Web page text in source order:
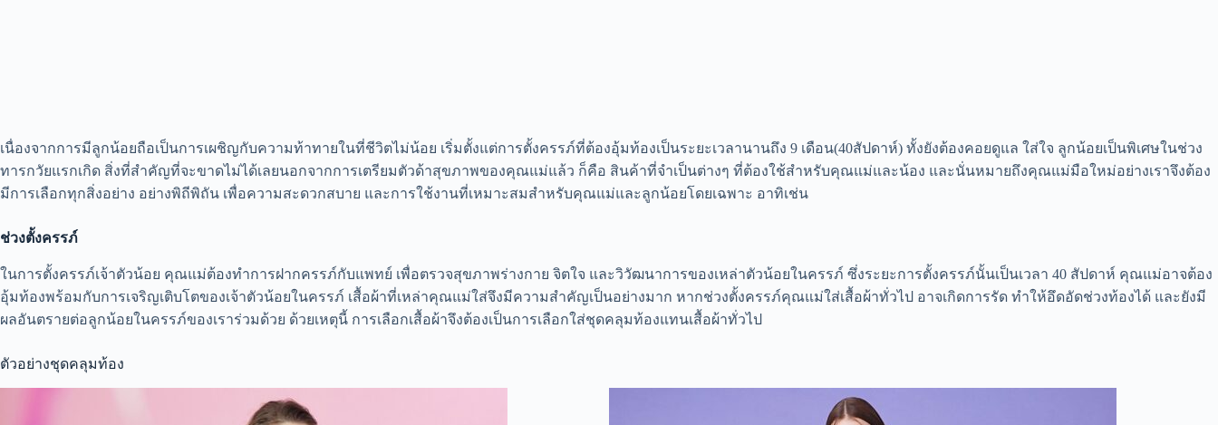
เนื่องจากการมีลูกน้อยถือเป็นการเผชิญกับความท้าทายในที่ชีวิตไม่น้อย เริ่มตั้งแต่การตั้งครรภ์ที่ต้องอุ้มท้องเป็นระยะเวลานานถึง 9 เดือน(40สัปดาห์) ทั้งยังต้องคอยดูแล ใส่ใจ ลูกน้อยเป็นพิเศษในช่วง
ทารกวัยแรกเกิด สิ่งที่สำคัญที่จะขาดไม่ได้เลยนอกจากการเตรียมตัวด้าสุขภาพของคุณแม่แล้ว ก็คือ สินค้าที่จำเป็นต่างๆ ที่ต้องใช้สำหรับคุณแม่และน้อง และนั่นหมายถึงคุณแม่มือใหม่อย่างเราจึงต้อง
มีการเลือกทุกสิ่งอย่าง อย่างพิถีพิถัน เพื่อความสะดวกสบาย และการใช้งานที่เหมาะสมสำหรับคุณแม่และลูกน้อยโดยเฉพาะ อาทิเช่น
ช่วงตั้งครรภ์
ในการตั้งครรภ์เจ้าตัวน้อย คุณแม่ต้องทำการฝากครรภ์กับแพทย์ เพื่อตรวจสุขภาพร่างกาย จิตใจ และวิวัฒนาการของเหล่าตัวน้อยในครรภ์ ซึ่งระยะการตั้งครรภ์นั้นเป็นเวลา 40 สัปดาห์ คุณแม่อาจต้อง
อุ้มท้องพร้อมกับการเจริญเติบโตของเจ้าตัวน้อยในครรภ์ เสื้อผ้าที่เหล่าคุณแม่ใส่จึงมีความสำคัญเป็นอย่างมาก หากช่วงตั้งครรภ์คุณแม่ใส่เสื้อผ้าทั่วไป อาจเกิดการรัด ทำให้อึดอัดช่วงท้องได้ และยังมี
ผลอันตรายต่อลูกน้อยในครรภ์ของเราร่วมด้วย ด้วยเหตุนี้ การเลือกเสื้อผ้าจึงต้องเป็นการเลือกใส่ชุดคลุมท้องแทนเสื้อผ้าทั่วไป
ตัวอย่างชุดคลุมท้อง